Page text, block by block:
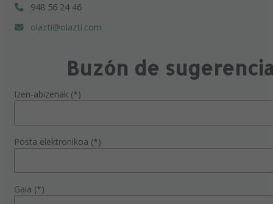
948 56 24 46
olazti@olazti.com
Buzón de
Izen-abizenak (*)
Posta elektronikoa (*)
Gaia (*)